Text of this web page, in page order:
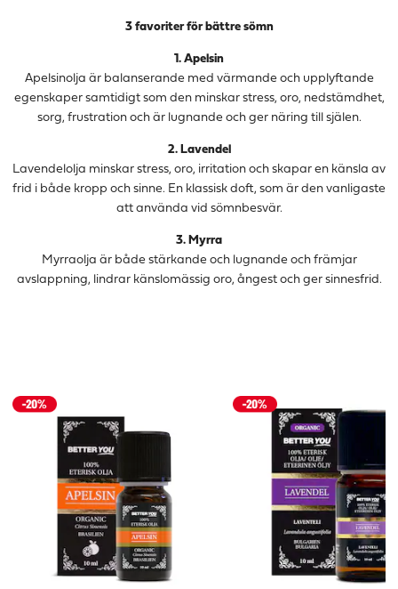
3 favoriter för bättre sömn
1. Apelsin
Apelsinolja är balanserande med värmande och upplyftande
egenskaper samtidigt som den minskar stress, oro, nedstämdhet,
sorg, frustration och är lugnande och ger näring till själen.
2. Lavendel
Lavendelolja minskar stress, oro, irritation och skapar en känsla av
frid i både kropp och sinne. En klassisk doft, som är den vanligaste
att använda vid sömnbesvär.
3. Myrra
Myrraolja är både stärkande och lugnande och främjar
avslappning, lindrar känslomässig oro, ångest och ger sinnesfrid.